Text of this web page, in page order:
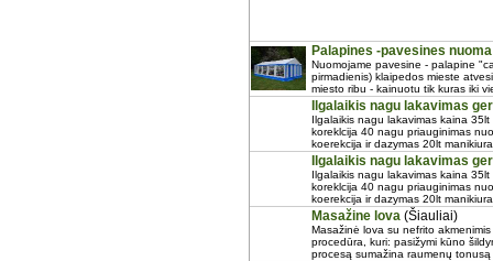
Palapines -pavesines nuoma
Nuomojame pavesine - palapine
pirmadienis) klaipedos mieste
miesto ribu - kainuotu tik kuras iki
Ilgalaikis nagu lakavimas
Ilgalaikis nagu lakavimas kaina
koreklcija 40 nagu priauginimas
koerekcija ir dazymas 20lt
Ilgalaikis nagu lakavimas
Ilgalaikis nagu lakavimas kaina
koreklcija 40 nagu priauginimas
koerekcija ir dazymas 20lt
Masažine lova (Šiauliai)
Masažinė lova su nefrito
procedūra, kuri: pasižymi kūno
procesą sumažina raumenų